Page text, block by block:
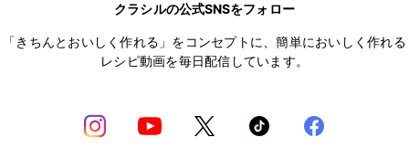
クラシルの公式SNSをフォロー
「きちんとおいしく作れる」をコンセプトに、簡単においしく作れる
レシピ動画を毎日配信しています。